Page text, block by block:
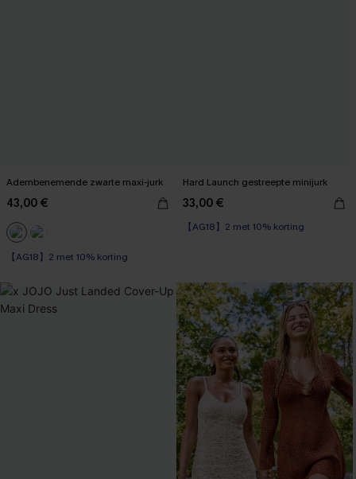
Adembenemende zwarte maxi-jurk
43,00 €
【AG18】2 met 10% korting
Hard Launch gestreepte minijurk
33,00 €
【AG18】2 met 10% korting